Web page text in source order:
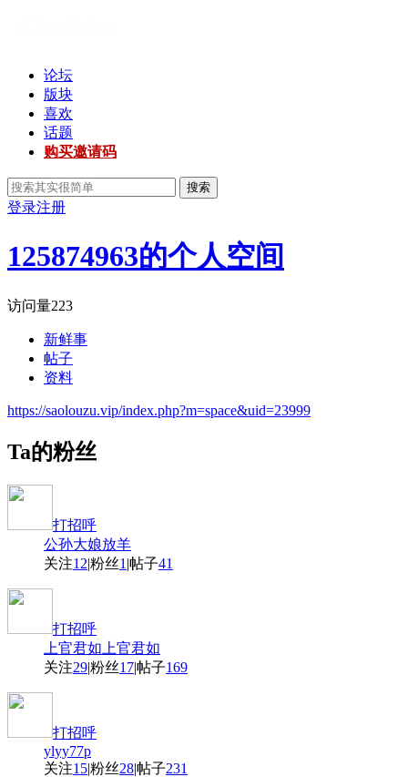
论坛
版块
喜欢
话题
购买邀请码
搜索
登录注册
125874963的个人空间
访问量223
新鲜事
帖子
资料
https://saolouzu.vip/index.php?m=space&uid=23999
Ta的粉丝
打招呼
公孙大娘放羊
关注12|粉丝1 |帖子41
打招呼
上官君如上官君如
关注29|粉丝17|帖子169
打招呼
ylyy77p
关注15|粉丝28|帖子231